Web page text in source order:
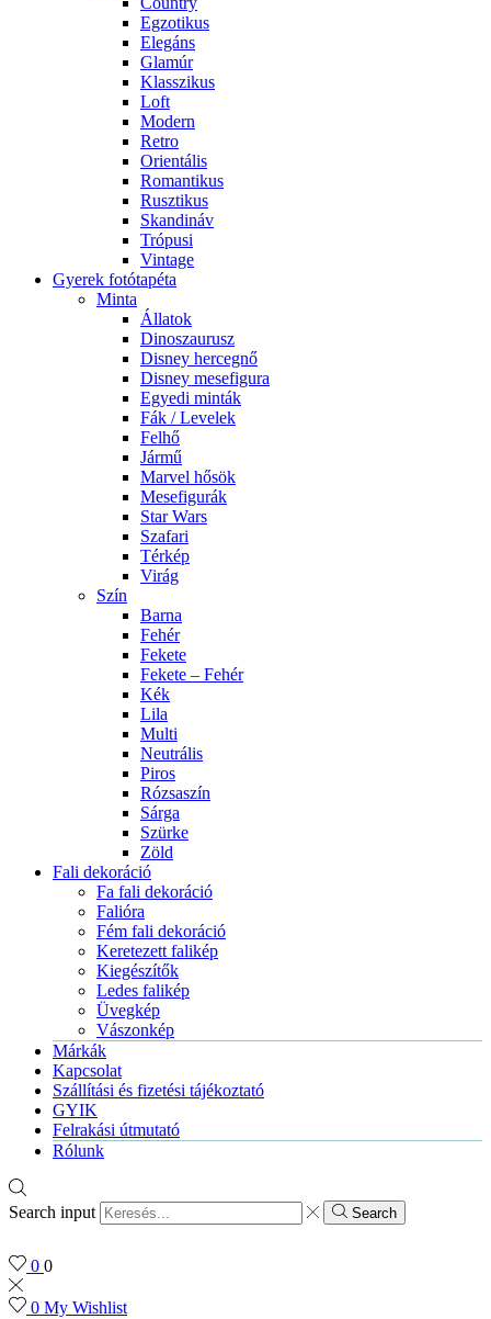
Egzotikus
Elegáns
Glamúr
Klasszikus
Loft
Modern
Retro
Orientális
Romantikus
Rusztikus
Skandináv
Trópusi
Vintage
Gyerek fotótapéta
Minta
Állatok
Dinoszaurusz
Disney hercegnő
Disney mesefigura
Egyedi minták
Fák / Levelek
Felhő
Jármű
Marvel hősök
Mesefigurák
Star Wars
Szafari
Térkép
Virág
Szín
Barna
Fehér
Fekete
Fekete – Fehér
Kék
Lila
Multi
Neutrális
Piros
Rózsaszín
Sárga
Szürke
Zöld
Fali dekoráció
Fa fali dekoráció
Falióra
Fém fali dekoráció
Keretezett falikép
Kiegészítők
Ledes falikép
Üvegkép
Vászonkép
Márkák
Kapcsolat
Szállítási és fizetési tájékoztató
GYIK
Felrakási útmutató
Rólunk
Search input Search
0 0
0 My Wishlist